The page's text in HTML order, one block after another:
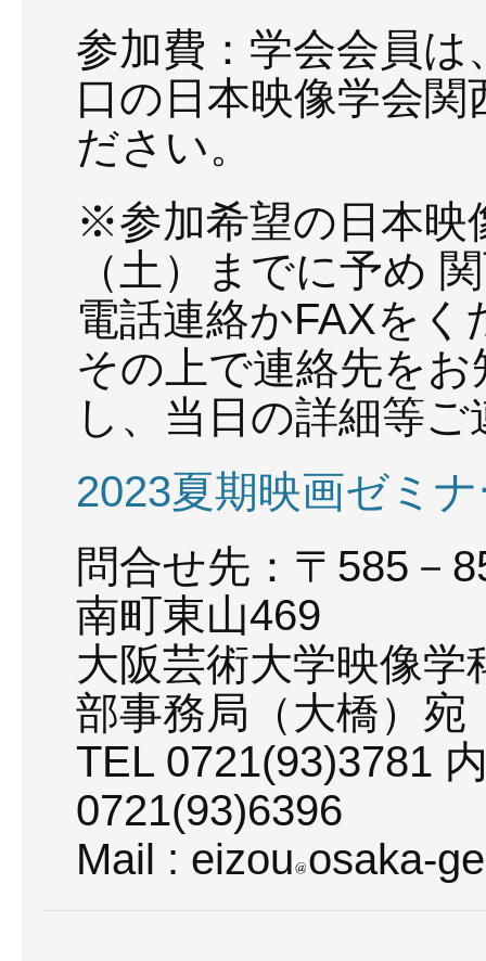
参加費：学会会員
口の日本映像学会
ださい。
※参加希望の日本映
（土）までに予め
電話連絡かFAXをく
その上で連絡先を
し、当日の詳細等
2023夏期映画ゼミ
問合せ先：〒585
南町東山469
大阪芸術大学映像
部事務局（大橋）宛
TEL
0721(93)6396
Mail : eizou osaka-